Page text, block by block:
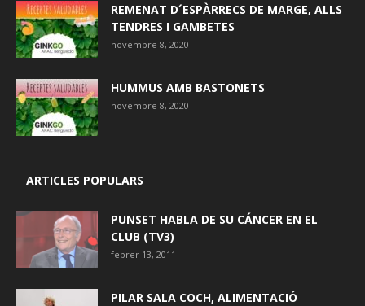
REMENAT D´ESPÀRRECS DE MARGE, ALLS
TENDRES I GAMBETES
novembre 8, 2020
HUMMUS AMB BASTONETS
novembre 8, 2020
ARTICLES POPULARS
PUNSET HABLA DE SU CÁNCER EN EL
CLUB (TV3)
febrer 13, 2011
PILAR SALA COCH, ALIMENTACIÓ